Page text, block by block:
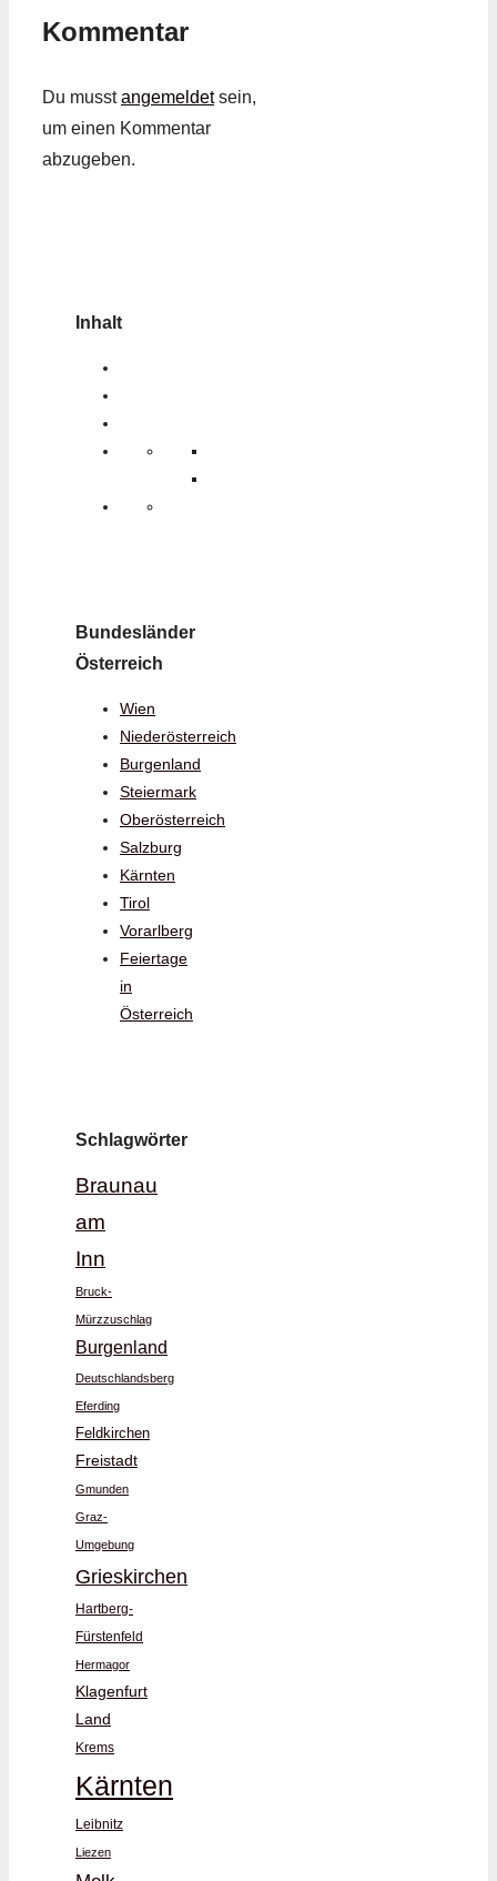
Kommentar
Du musstangemeldetsein,
um einen Kommentar
abzugeben.
Inhalt
Bundesländer
Österreich
Wien
Niederösterreich
Burgenland
Steiermark
Oberösterreich
Salzburg
Kärnten
Tirol
Vorarlberg
Feiertage
in
Österreich
Schlagwörter
Braunau
am
Inn
Bruck-
Mürzzuschlag
Burgenland
Deutschlandsberg
Eferding
Feldkirchen
Freistadt
Gmunden
Graz-
Umgebung
Grieskirchen
Hartberg-
Fürstenfeld
Hermagor
Klagenfurt
Land
Krems
Kärnten
Leibnitz
Liezen